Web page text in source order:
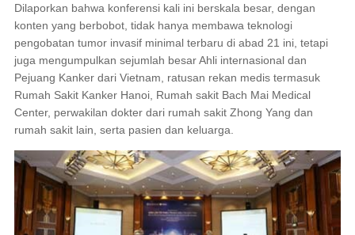
Dilaporkan bahwa konferensi kali ini berskala besar, dengan
konten yang berbobot, tidak hanya membawa teknologi
pengobatan tumor invasif minimal terbaru di abad 21 ini, tetapi
juga mengumpulkan sejumlah besar Ahli internasional dan
Pejuang Kanker dari Vietnam, ratusan rekan medis termasuk
Rumah Sakit Kanker Hanoi, Rumah sakit Bach Mai Medical
Center, perwakilan dokter dari rumah sakit Zhong Yang dan
rumah sakit lain, serta pasien dan keluarga.